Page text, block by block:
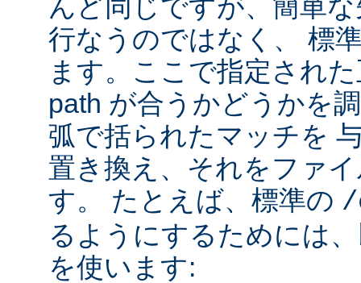
んど同じですが、簡単
行なうのではなく、 標
ます。ここで指定され
path が合うかどうかを
弧で括られたマッチを
置き換え、それをファ
す。 たとえば、標準の /
るようにするためには
を使います: